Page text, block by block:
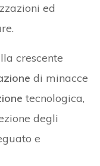
ed
crescente
di minacce
tecnologica,
degli
e